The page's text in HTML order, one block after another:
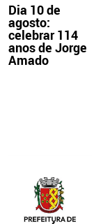
Dia 10 de
agosto:
celebrar 114
anos de Jorge
Amado